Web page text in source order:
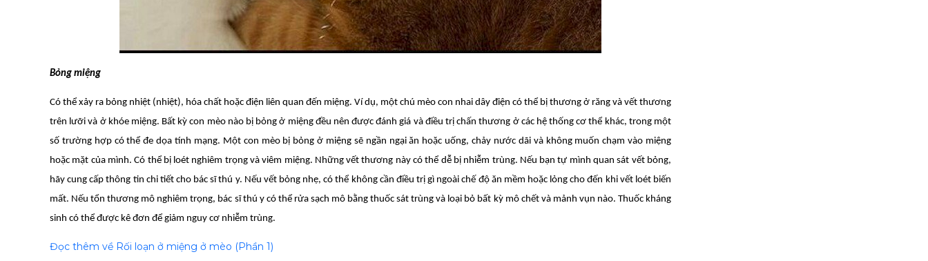
Bỏng miệng
Có thể xảy ra bỏng nhiệt (nhiệt), hóa chất hoặc điện liên quan đến miệng. Ví dụ, một chú mèo con nhai dây điện có thể bị thương ở răng và vết thương
trên lưỡi và ở khóe miệng. Bất kỳ con mèo nào bị bỏng ở miệng đều nên được đánh giá và điều trị chấn thương ở các hệ thống cơ thể khác, trong một
số trường hợp có thể đe dọa tính mạng. Một con mèo bị bỏng ở miệng sẽ ngần ngại ăn hoặc uống, chảy nước dãi và không muốn chạm vào miệng
hoặc mặt của mình. Có thể bị loét nghiêm trọng và viêm miệng. Những vết thương này có thể dễ bị nhiễm trùng. Nếu bạn tự mình quan sát vết bỏng,
hãy cung cấp thông tin chi tiết cho bác sĩ thú y. Nếu vết bỏng nhẹ, có thể không cần điều trị gì ngoài chế độ ăn mềm hoặc lỏng cho đến khi vết loét biến
mất. Nếu tổn thương mô nghiêm trọng, bác sĩ thú y có thể rửa sạch mô bằng thuốc sát trùng và loại bỏ bất kỳ mô chết và mảnh vụn nào. Thuốc kháng
sinh có thể được kê đơn để giảm nguy cơ nhiễm trùng.
Đọc thêm về Rối loạn ở miệng ở mèo (Phần 1)